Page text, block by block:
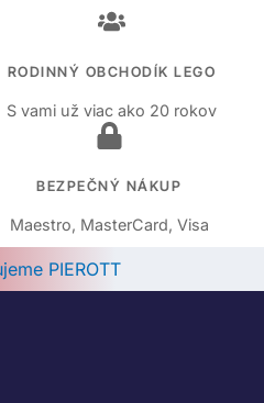
RODINNÝ OBCHODÍK LEGO
S vami už viac ako 20 rokov
BEZPEČNÝ NÁKUP
Maestro, MasterCard, Visa